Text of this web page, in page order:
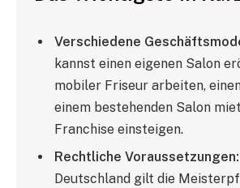
Verschiedene
kannst einen eigenen Salon
mobiler Friseur arbeiten,
einem bestehenden Salon
Franchise einsteigen.
Rechtliche Voraussetzungen:
Deutschland gilt die